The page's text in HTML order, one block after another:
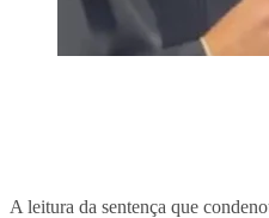
A leitura da sentença que